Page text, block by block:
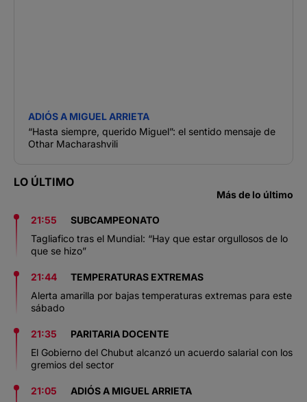
ADIÓS A MIGUEL ARRIETA
“Hasta siempre, querido Miguel”: el sentido mensaje de
Othar Macharashvili
LO ÚLTIMO
Más de lo último
21:55
SUBCAMPEONATO
Tagliafico tras el Mundial: “Hay que estar orgullosos de lo
que se hizo”
21:44
TEMPERATURAS EXTREMAS
Alerta amarilla por bajas temperaturas extremas para este
sábado
21:35
PARITARIA DOCENTE
El Gobierno del Chubut alcanzó un acuerdo salarial con los
gremios del sector
21:05
ADIÓS A MIGUEL ARRIETA